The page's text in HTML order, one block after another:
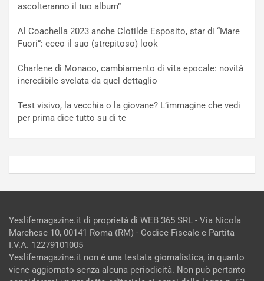
ascolteranno il tuo album”
Al Coachella 2023 anche Clotilde Esposito, star di “Mare
Fuori”: ecco il suo (strepitoso) look
Charlene di Monaco, cambiamento di vita epocale: novità
incredibile svelata da quel dettaglio
Test visivo, la vecchia o la giovane? L’immagine che vedi
per prima dice tutto su di te
Yeslifemagazine.it di proprietà di WEB 365 SRL - Via Nicola
Marchese 10, 00141 Roma (RM) - Codice Fiscale e Partita
I.V.A. 12279101005
Yeslifemagazine.it non è una testata giornalistica, in quanto
viene aggiornato senza alcuna periodicità. Non può pertanto